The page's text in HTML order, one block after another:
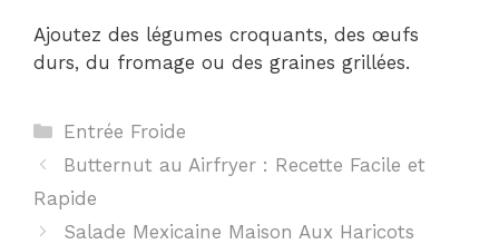
Ajoutez des légumes croquants, des œufs
durs, du fromage ou des graines grillées.
Catégories
Entrée Froide
Butternut au Airfryer : Recette Facile et
Rapide
Salade Mexicaine Maison Aux Haricots